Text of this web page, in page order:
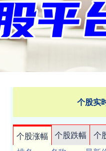
个股实
个股涨幅 个股跌幅 个